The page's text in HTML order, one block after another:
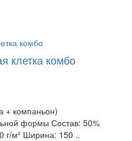
клетка комбо
+ компаньон)
формы Состав: 50%
г/м² Ширина: 150 ..